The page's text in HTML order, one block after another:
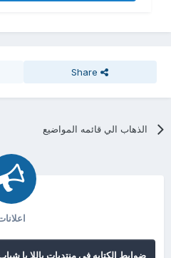
Share
الذهاب الي قائمه المواضيع
اعلانات
ضوابط الكتابه فى منتديات ياللا يا شباب